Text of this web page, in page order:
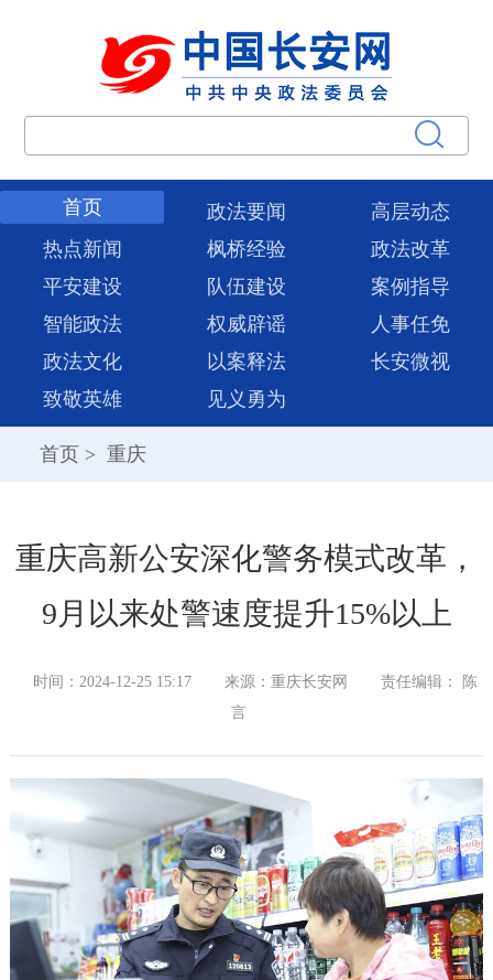
首页 政法要闻
高层动态
热点新闻
枫桥经验
政法改革
平安建设
队伍建设
案例指导
智能政法
权威辟谣
人事任免
政法文化
以案释法
长安微视
致敬英雄
见义勇为
首页 > 重庆
重庆高新公安深化警务模式改革，
9月以来处警速度提升15%以上
时间：2024-12-25 15:17 来源：重庆长安网
责任编辑： 陈
言